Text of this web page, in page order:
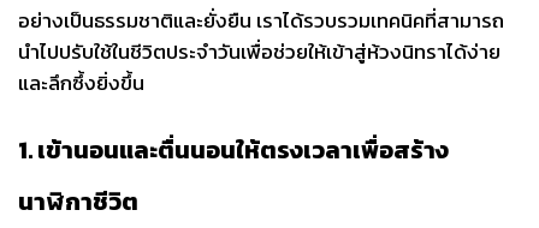
อย่างเป็นธรรมชาติและยั่งยืน เราได้รวบรวมเทคนิคที่สามารถ
นำไปปรับใช้ในชีวิตประจำวันเพื่อช่วยให้เข้าสู่ห้วงนิทราได้ง่าย
และลึกซึ้งยิ่งขึ้น
1. เข้านอนและตื่นนอนให้ตรงเวลาเพื่อสร้าง
นาฬิกาชีวิต